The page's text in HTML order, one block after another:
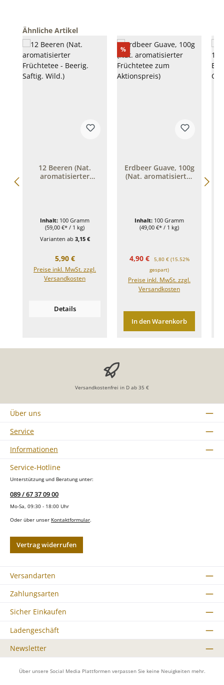
Produktgalerie überspringen
Ähnliche Artikel
12 Beeren (Nat.
aromatisierter
Inhalt: 100 Gramm
(59,00 €* / 1 kg)
Varianten ab 3,15 €
Regulärer Preis:
5,90 €
Preise inkl. MwSt. zzgl.
Versandkosten
Details
%Rabatt
Erdbeer Guave, 100g
(Nat. aromatisierter
Inhalt: 100 Gramm
(49,00 €* / 1 kg)
Verkaufspreis:
4,90 € Regulärer Preis:
5,80 € (15.52%
gespart)
Preise inkl. MwSt. zzgl.
Versandkosten
In den Warenkorb
Versandkostenfrei in D ab 35 €
Über uns
Service
Informationen
Service-Hotline
Unterstützung und Beratung unter:
089 / 67 37 09 00
Mo-Sa, 09:30 - 18:00 Uhr
Oder über unser Kontaktformular.
Vertrag widerrufen
Versandarten
Zahlungsarten
Sicher Einkaufen
Ladengeschäft
Newsletter
Über unsere Social Media Plattformen verpassen Sie keine Neuigkeiten mehr.